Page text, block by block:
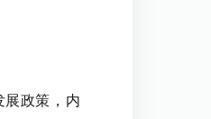
政策，内